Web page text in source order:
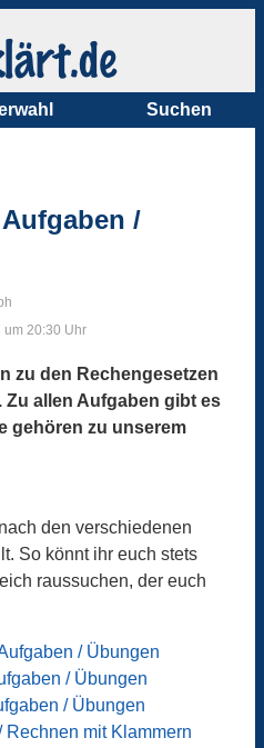
Suchen
/
um 20:30 Uhr
zu den Rechengesetzen
allen Aufgaben gibt es
gehören zu unserem
den verschiedenen
So könnt ihr euch stets
raussuchen, der euch
/ Übungen
/ Übungen
/ Übungen
Rechnen mit Klammern